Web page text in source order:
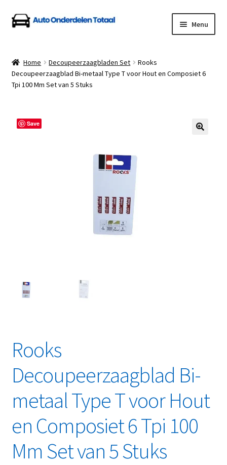
Ga
door
navigatie
Ga
naar
inhoud
Menu
Algemene Voorwaarden
Betalen en Verzenden
Over Ons
Privacybeleid
Retourbeleid
Videos
Winkelwagen
Home Decoupeerzaagbladen Set
Rooks
Decoupeerzaagblad Bi-metaal Type T voor Hout en Composiet 6
Tpi 100 Mm Set van 5 Stuks
Save
Rooks
Decoupeerzaagblad Bi-
metaal Type T voor Hout
en Composiet 6 Tpi 100
Mm Set van 5 Stuks